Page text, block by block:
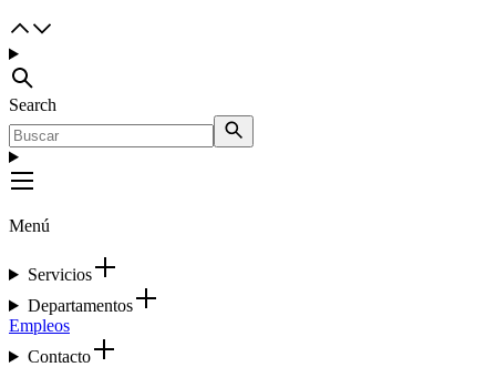
Search
Menú
Servicios
Departamentos
Empleos
Contacto